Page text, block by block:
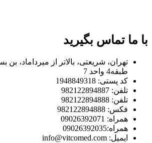
با ما تماس بگیرید
طبقه4 واحد 7
کد پستی: 1948849318
تلفن: 982122894887
تلفن: 982122894888
فکس: 982122894888
همراه: 09026392071
همراه:09026392035
ایمیل: info@vitcomed.com